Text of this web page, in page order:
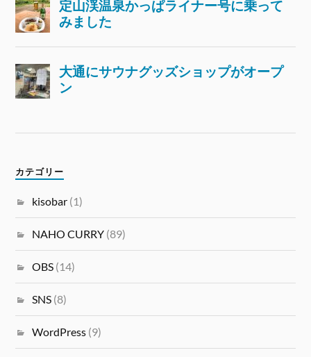
カテゴリー
kisobar (1)
NAHO CURRY (89)
OBS (14)
SNS (8)
WordPress (9)